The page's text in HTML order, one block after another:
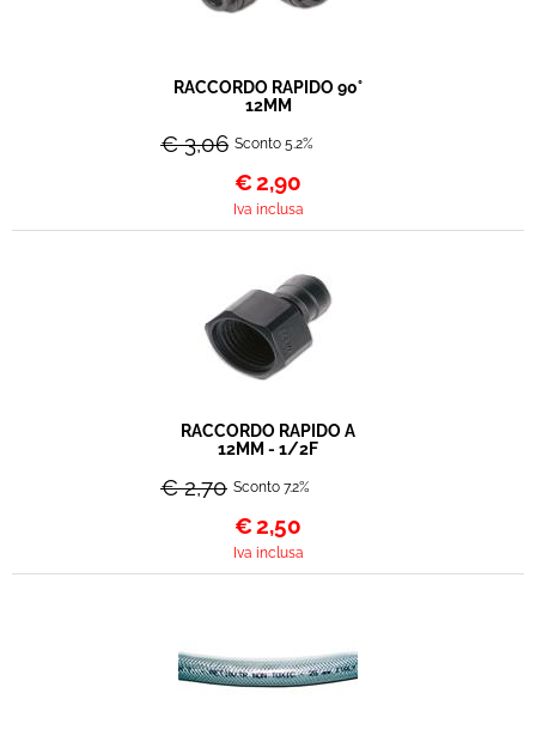
RACCORDO RAPIDO 90°
12MM
€ 3,06 Sconto 5.2%
€2,90
Iva inclusa
RACCORDO RAPIDO A
12MM - 1/2F
€ 2,70 Sconto 7.2%
€2,50
Iva inclusa